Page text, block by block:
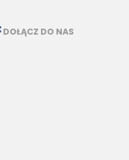
DOŁĄCZ DO NAS